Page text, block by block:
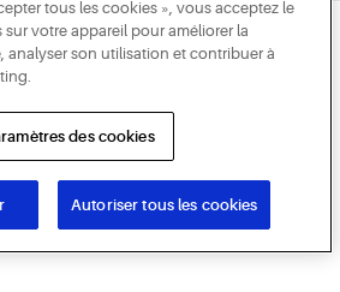
tous les cookies », vous acceptez le
votre appareil pour améliorer la
analyser son utilisation et contribuer à
des cookies
Autoriser tous les cookies